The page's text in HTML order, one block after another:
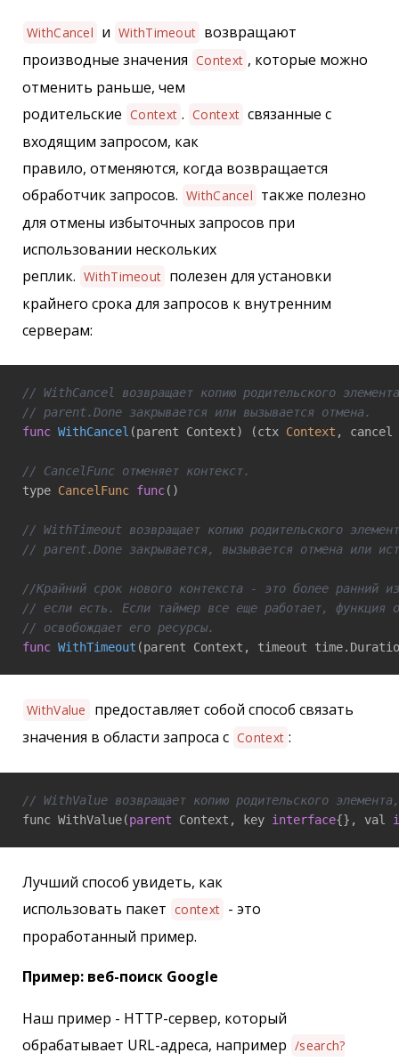
WithCancel и WithTimeout возвращают
производные значения Context , которые можно
отменить раньше, чем
родительские Context . Context связанные с
входящим запросом, как
правило, отменяются, когда возвращается
обработчик запросов. WithCancel также полезно
для отмены избыточных запросов при
использовании нескольких
реплик. WithTimeout полезен для установки
крайнего срока для запросов к внутренним
серверам:
// WithCancel возвращает копию родительского
// parent.Done закрывается или вызывается отмена.
func WithCancel (parent Context) (ctx Context , cancel
// CancelFunc отменяет контекст.
type CancelFunc func()
// WithTimeout возвращает копию родительского
// parent.Done закрывается, вызывается отмена или
//Крайний срок нового контекста - это более ранний
// если есть. Если таймер все еще работает, функция
// освобождает его ресурсы.
func WithTimeout (parent Context, timeout
WithValue
предоставляет собой способ связать
значения в области запроса с Context :
// WithValue возвращает копию родительского
func WithValue(parent Context, key interface{}, val
Лучший способ увидеть, как
использовать пакет context - это
проработанный пример.
Пример: веб-поиск Google
Наш пример - HTTP-сервер, который
обрабатывает URL-адреса, например /search?